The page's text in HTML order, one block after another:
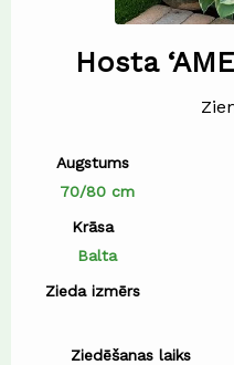
Hosta
Augstums
70/80 cm
Krāsa
Balta
Zieda izmērs
Ziedēšanas laiks